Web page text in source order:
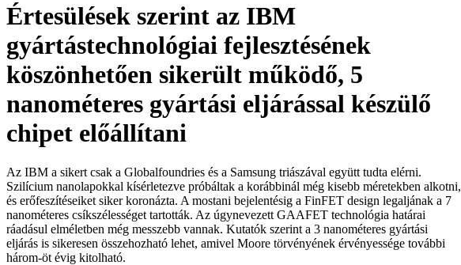
Értesülések szerint az IBM
gyártástechnológiai fejlesztésének
köszönhetően sikerült működő, 5
nanométeres gyártási eljárással készülő
chipet előállítani
Az IBM a sikert csak a Globalfoundries és a Samsung triászával együtt tudta elérni.
Szilícium nanolapokkal kísérletezve próbáltak a korábbinál még kisebb méretekben alkotni,
és erőfeszítéseiket siker koronázta. A mostani bejelentésig a FinFET design legaljának a 7
nanométeres csíkszélességet tartották. Az úgynevezett GAAFET technológia határai
ráadásul elméletben még messzebb vannak. Kutatók szerint a 3 nanométeres gyártási
eljárás is sikeresen összehozható lehet, amivel Moore törvényének érvényessége további
három-öt évig kitolható.